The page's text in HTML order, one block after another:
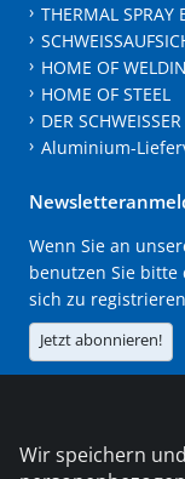
THERMAL SPRAY
HOME OF
HOME OF STEEL
DER SCHWEISSER
Aluminium-
Wenn Sie an
benutzen Sie bitte
sich zu
Jetzt abonnieren!
Die DVS
Wir speichern